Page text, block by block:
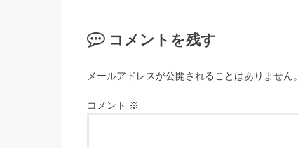
コメントを残す
メールアドレスが公開されることはありません。
コメント ※